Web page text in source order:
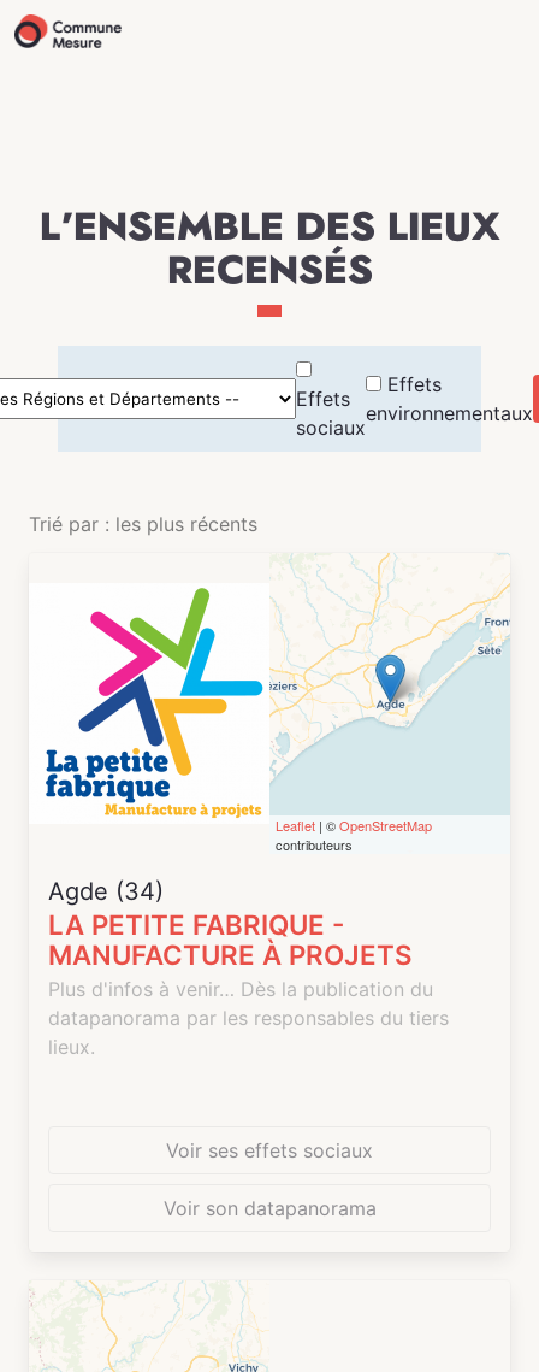
L’ENSEMBLE DES LIEUX
RECENSÉS
Effets
sociaux
Effets
environnementaux
Trié par : les plus récents
Leaflet | ©OpenStreetMap
contributeurs
Agde (34)
LA PETITE FABRIQUE -
MANUFACTURE À PROJETS
Plus d'infos à venir… Dès la publication du
datapanorama par les responsables du tiers
lieux.
Voir ses effets sociaux
Voir son datapanorama